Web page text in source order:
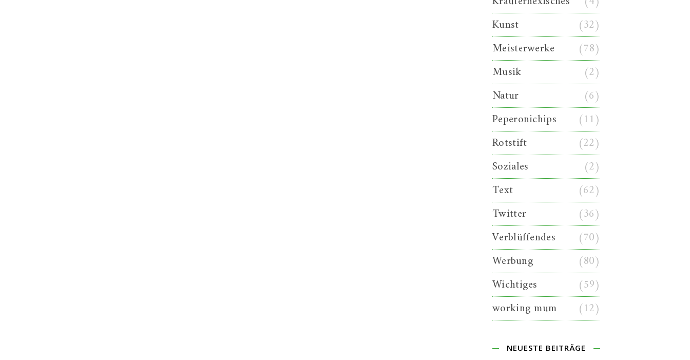
Kunst
(32)
Meisterwerke
(78)
Musik
(2)
Natur
(6)
Peperonichips
(11)
Rotstift
(22)
Soziales
(2)
Text
(62)
Twitter
(36)
Verblüffendes
(70)
Werbung
(80)
Wichtiges
(59)
working mum
(12)
NEUESTE BEITRÄGE